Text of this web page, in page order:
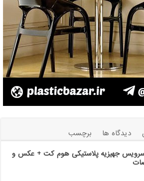
دیدگاه ها
برچسب
جهیزیه پلاستیکی هوم کت + عکس و